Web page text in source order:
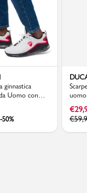
ginnastica
Uomo con
logo Rosso
-50%
€
€